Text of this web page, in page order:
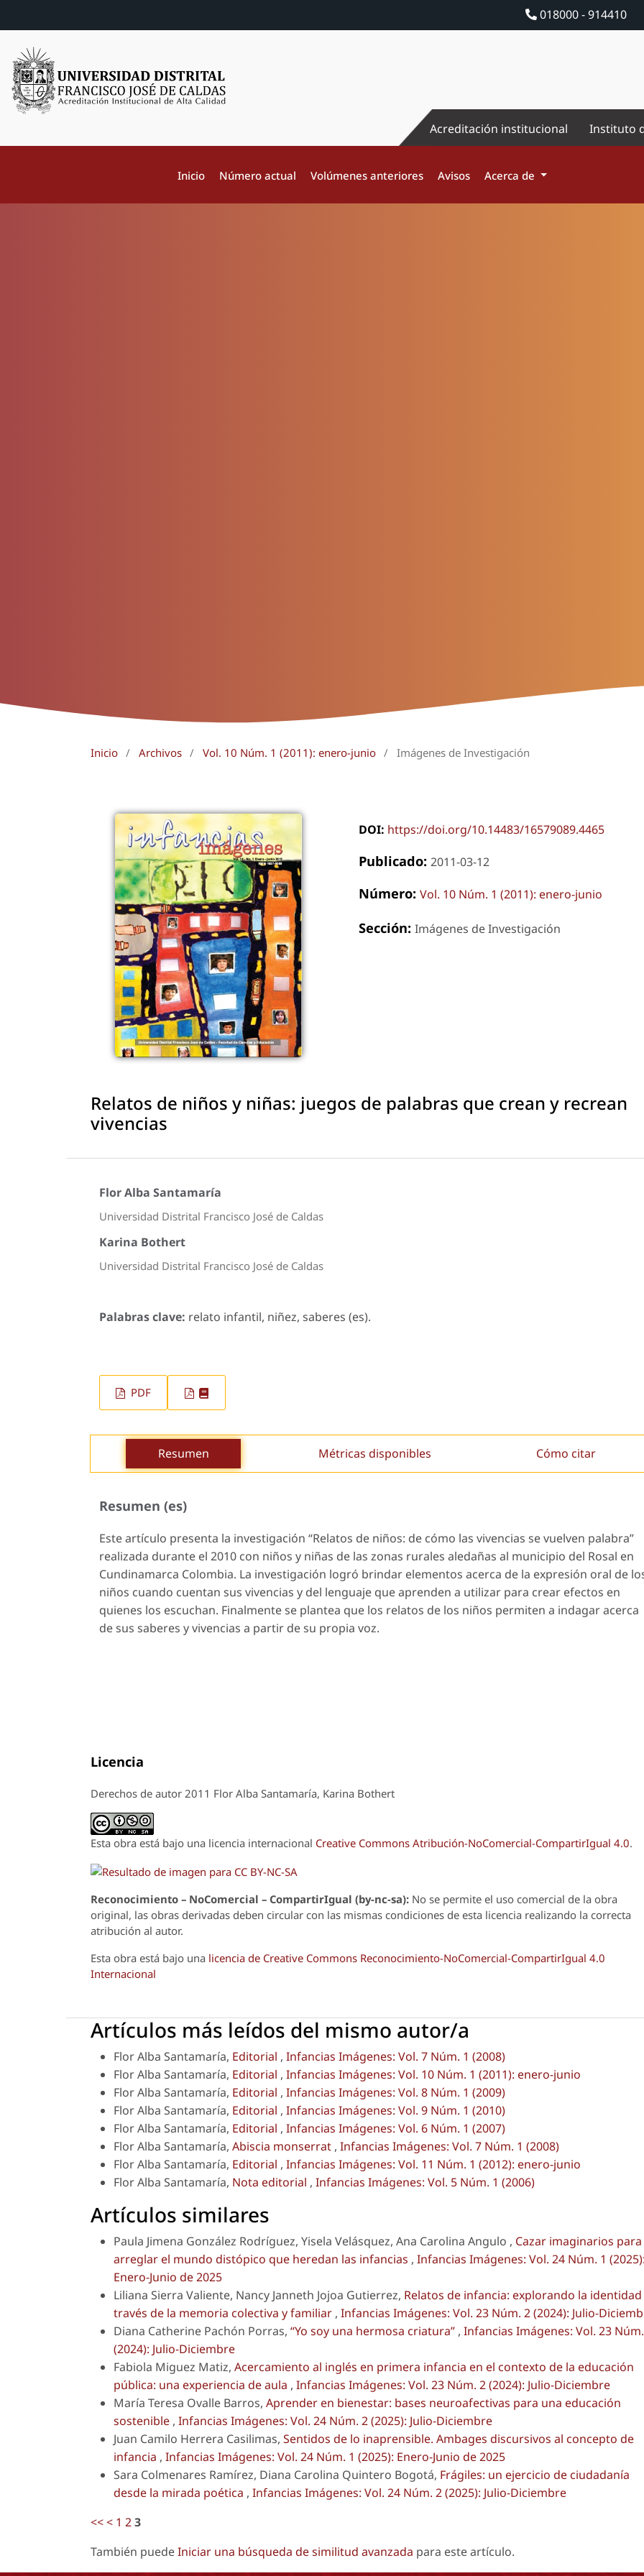
018000 - 914410
Acreditación institucional Instituto
Inicio Número actual Volúmenes anteriores Avisos Acerca de
Inicio / Archivos / Vol. 10 Núm. 1 (2011): enero-junio / Imágenes de Investigación
DOI: https://doi.org/10.14483/16579089.4465
Publicado: 2011-03-12
Número: Vol. 10 Núm. 1 (2011): enero-junio
Sección: Imágenes de Investigación
Relatos de niños y niñas: juegos de palabras que crean y recrean
vivencias
Flor Alba Santamaría
Universidad Distrital Francisco José de Caldas
Karina Bothert
Universidad Distrital Francisco José de Caldas
Palabras clave: relato infantil, niñez, saberes (es).
PDF
Resumen Métricas disponibles Cómo citar
Resumen (es)
Este artículo presenta la investigación “Relatos de niños: de cómo las vivencias se vuelven palabra”
realizada durante el 2010 con niños y niñas de las zonas rurales aledañas al municipio del Rosal en
Cundinamarca Colombia. La investigación logró brindar elementos acerca de la expresión oral de
niños cuando cuentan sus vivencias y del lenguaje que aprenden a utilizar para crear efectos en
quienes los escuchan. Finalmente se plantea que los relatos de los niños permiten a indagar acerca
de sus saberes y vivencias a partir de su propia voz.
Licencia
Derechos de autor 2011 Flor Alba Santamaría, Karina Bothert
Esta obra está bajo una licencia internacional Creative Commons Atribución-NoComercial-CompartirIgual 4.0.
Reconocimiento – NoComercial – CompartirIgual (by-nc-sa): No se permite el uso comercial de la obra
original, las obras derivadas deben circular con las mismas condiciones de esta licencia realizando la correcta
atribución al autor.
Esta obra está bajo una licencia de Creative Commons Reconocimiento-NoComercial-CompartirIgual 4.0
Internacional
Artículos más leídos del mismo autor/a
Flor Alba Santamaría, Editorial , Infancias Imágenes: Vol. 7 Núm. 1 (2008)
Flor Alba Santamaría, Editorial , Infancias Imágenes: Vol. 10 Núm. 1 (2011): enero-junio
Flor Alba Santamaría, Editorial , Infancias Imágenes: Vol. 8 Núm. 1 (2009)
Flor Alba Santamaría, Editorial , Infancias Imágenes: Vol. 9 Núm. 1 (2010)
Flor Alba Santamaría, Editorial , Infancias Imágenes: Vol. 6 Núm. 1 (2007)
Flor Alba Santamaría, Abiscia monserrat , Infancias Imágenes: Vol. 7 Núm. 1 (2008)
Flor Alba Santamaría, Editorial , Infancias Imágenes: Vol. 11 Núm. 1 (2012): enero-junio
Flor Alba Santamaría, Nota editorial , Infancias Imágenes: Vol. 5 Núm. 1 (2006)
Artículos similares
Paula Jimena González Rodríguez, Yisela Velásquez, Ana Carolina Angulo , Cazar imaginarios para
arreglar el mundo distópico que heredan las infancias , Infancias Imágenes: Vol. 24 Núm. 1 (2025):
Enero-Junio de 2025
Liliana Sierra Valiente, Nancy Janneth Jojoa Gutierrez, Relatos de infancia: explorando la identidad
través de la memoria colectiva y familiar , Infancias Imágenes: Vol. 23 Núm. 2 (2024): Julio-
Diana Catherine Pachón Porras, “Yo soy una hermosa criatura” , Infancias Imágenes: Vol. 23
(2024): Julio-Diciembre
Fabiola Miguez Matiz, Acercamiento al inglés en primera infancia en el contexto de la educación
pública: una experiencia de aula , Infancias Imágenes: Vol. 23 Núm. 2 (2024): Julio-Diciembre
María Teresa Ovalle Barros, Aprender en bienestar: bases neuroafectivas para una educación
sostenible , Infancias Imágenes: Vol. 24 Núm. 2 (2025): Julio-Diciembre
Juan Camilo Herrera Casilimas, Sentidos de lo inaprensible. Ambages discursivos al concepto de
infancia , Infancias Imágenes: Vol. 24 Núm. 1 (2025): Enero-Junio de 2025
Sara Colmenares Ramírez, Diana Carolina Quintero Bogotá, Frágiles: un ejercicio de ciudadanía
desde la mirada poética , Infancias Imágenes: Vol. 24 Núm. 2 (2025): Julio-Diciembre
<<< 1 23
También puedeIniciar una búsqueda de similitud avanzada para este artículo.